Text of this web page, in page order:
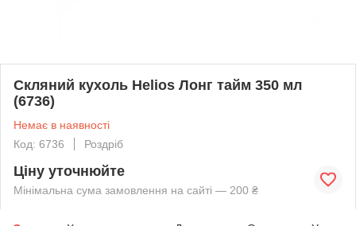
Скляний кухоль Helios Лонг тайм 350 мл
(6736)
Немає в наявності
Код: 6736
Роздріб
Ціну уточнюйте
Мінімальна сума замовлення на сайті — 200 ₴